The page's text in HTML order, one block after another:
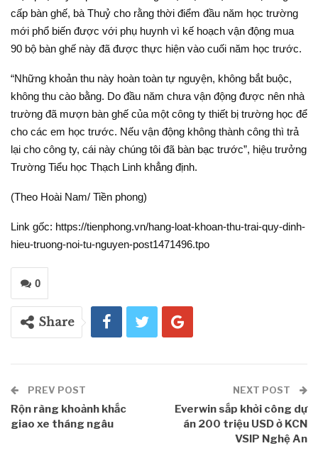
cấp bàn ghế, bà Thuỷ cho rằng thời điểm đầu năm học trường
mới phổ biến được với phụ huynh vì kế hoạch vận động mua
90 bộ bàn ghế này đã được thực hiện vào cuối năm học trước.
“Những khoản thu này hoàn toàn tự nguyện, không bắt buộc,
không thu cào bằng. Do đầu năm chưa vận động được nên nhà
trường đã mượn bàn ghế của một công ty thiết bị trường học để
cho các em học trước. Nếu vận động không thành công thì trả
lại cho công ty, cái này chúng tôi đã bàn bạc trước”, hiệu trưởng
Trường Tiểu học Thạch Linh khẳng định.
(Theo Hoài Nam/ Tiền phong)
Link gốc: https://tienphong.vn/hang-loat-khoan-thu-trai-quy-dinh-
hieu-truong-noi-tu-nguyen-post1471496.tpo
0
Share
PREV POST
Rộn ràng khoảnh khắc
giao xe tháng ngâu
NEXT POST
Everwin sắp khởi công dự
án 200 triệu USD ở KCN
VSIP Nghệ An